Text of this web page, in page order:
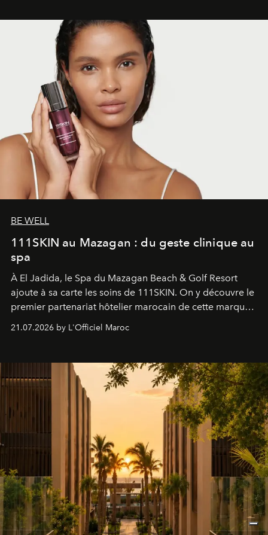
BE WELL
111SKIN au Mazagan : du geste clinique au
spa
À El Jadida, le Spa du Mazagan Beach & Golf Resort
ajoute à sa carte les soins de 111SKIN. On y découvre le
premier partenariat hôtelier marocain de cette marque
britannique, née dans un cabinet de chirurgie plastique
londonien et construite depuis autour d'un actif breveté,
21.07.2026 by L'Officiel Maroc